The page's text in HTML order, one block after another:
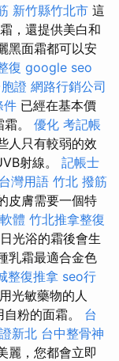
新竹縣竹北市 這
，還提供美白和
黑面霜都可以安
復 google seo
證 網路行銷公司
件 已經在基本價
。 優化 考記帳
人只有較弱的效
射線。 記帳士
灣用語 竹北 撥筋
皮膚需要一個特
體 竹北推拿整復
光浴的霜後會生
乳霜最適合金色
整復推拿 seo行
光敏藥物的人
粉的面霜。 台
新北 台中整骨神
麗，您都會立即